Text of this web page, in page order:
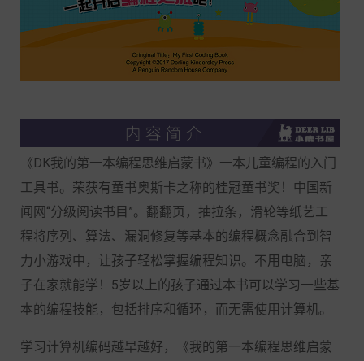
《DK我的第一本编程思维启蒙书》一本儿童编程的入门
工具书。荣获有童书奥斯卡之称的桂冠童书奖！中国新
闻网“分级阅读书目”。翻翻页，抽拉条，滑轮等纸艺工
程将序列、算法、漏洞修复等基本的编程概念融合到智
力小游戏中，让孩子轻松掌握编程知识。不用电脑，亲
子在家就能学！5岁以上的孩子通过本书可以学习一些基
本的编程技能，包括排序和循环，而无需使用计算机。
学习计算机编码越早越好，《我的第一本编程思维启蒙